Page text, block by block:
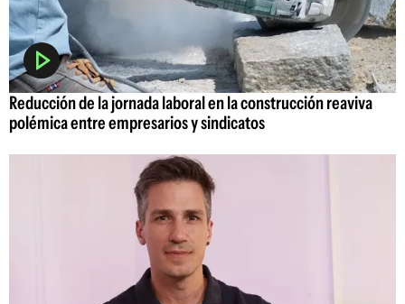
Reducción de la jornada laboral en la construcción reaviva
polémica entre empresarios y sindicatos